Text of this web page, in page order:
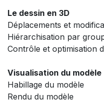
Le dessin en 3D
Déplacements et
Hiérarchisation par
Contrôle et optimisation
Visualisation du modèle
Habillage du modèle
Rendu du modèle